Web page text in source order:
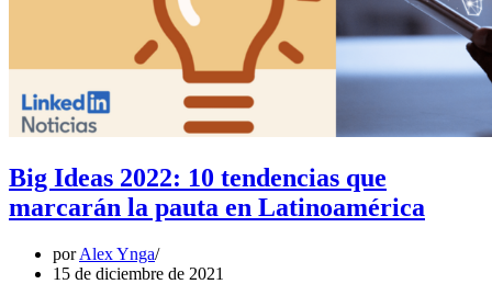
Big Ideas 2022: 10 tendencias que
marcarán la pauta en Latinoamérica
porAlex Ynga
15 de diciembre de 2021